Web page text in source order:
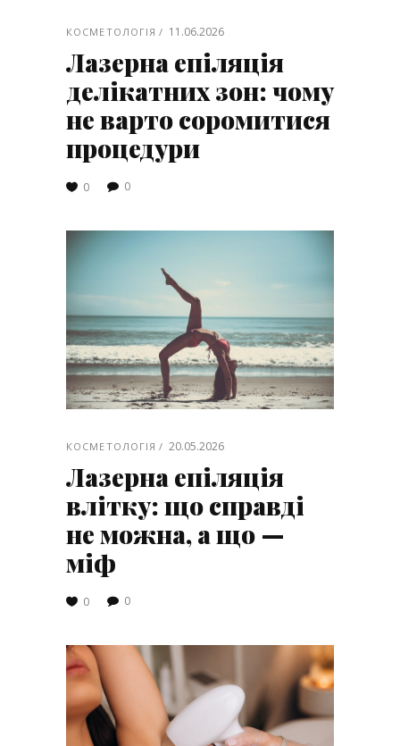
КОСМЕТОЛОГІЯ 11.06.2026
Лазерна епіляція
делікатних зон: чому
не варто соромитися
процедури
0 0
КОСМЕТОЛОГІЯ 20.05.2026
Лазерна епіляція
влітку: що справді
не можна, а що —
міф
0 0